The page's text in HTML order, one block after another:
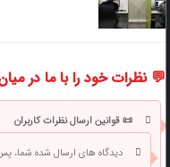
💬 نظرات خود را با ما در
📜 قوانین ارسال نظرات کاربران
دیدگاه های ارسال شده شما،